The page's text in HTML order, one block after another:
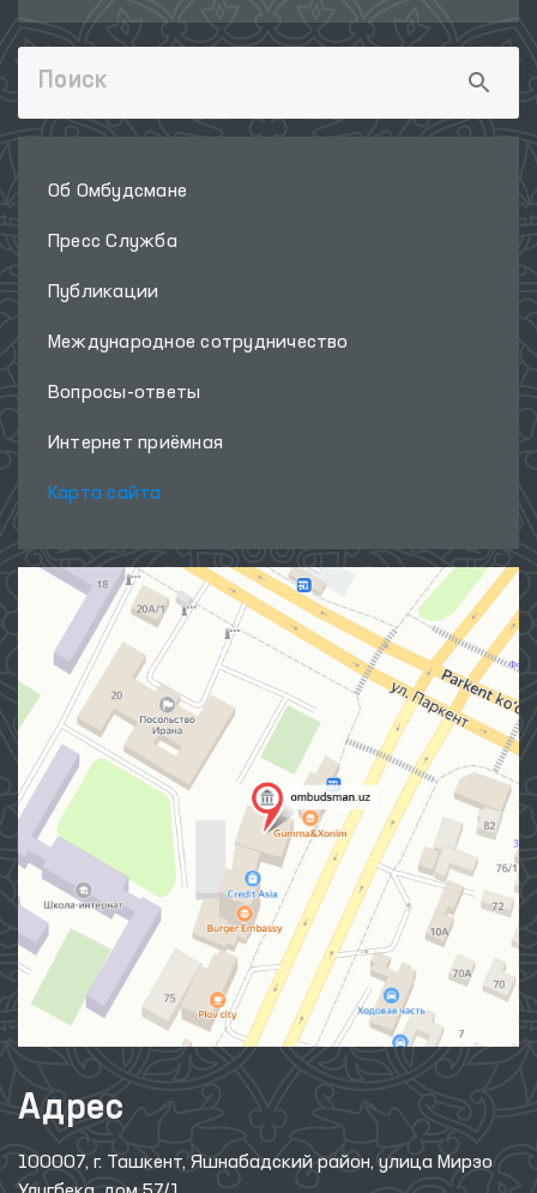
Об Омбудсмане
Пресс Служба
Публикации
Международное сотрудничество
Вопросы-ответы
Интернет приёмная
Карта сайта
Адрес
100007, г. Ташкент, Яшнабадский район, улица Мирзо